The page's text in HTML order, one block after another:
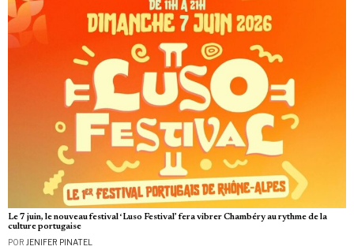
Le 7 juin, le nouveau festival ‘Luso Festival’ fera vibrer Chambéry au rythme de la
culture portugaise
POR JENIFER PINATEL